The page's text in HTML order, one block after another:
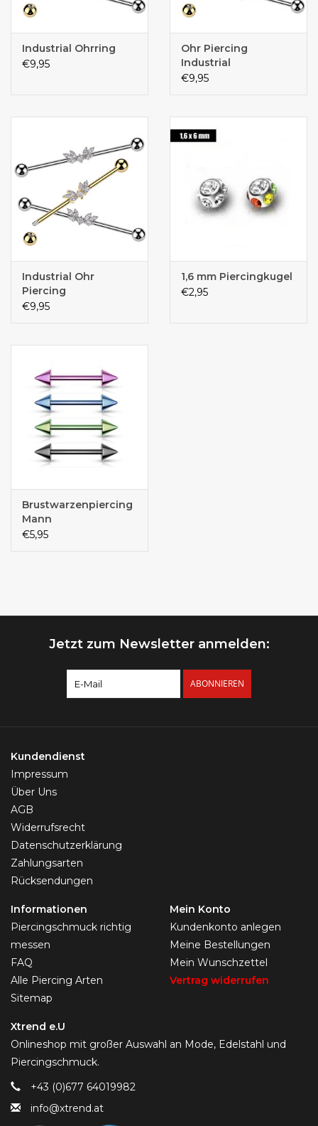
Industrial Ohrring
€9,95
Ohr Piercing
Industrial
€9,95
Industrial Ohr
Piercing
€9,95
1,6 mm Piercingkugel
€2,95
Brustwarzenpiercing
Mann
€5,95
Jetzt zum Newsletter anmelden:
ABONNIEREN
Kundendienst
Impressum
Über Uns
AGB
Widerrufsrecht
Datenschutzerklärung
Zahlungsarten
Rücksendungen
Informationen
Piercingschmuck richtig
messen
FAQ
Alle Piercing Arten
Sitemap
Mein Konto
Kundenkonto anlegen
Meine Bestellungen
Mein Wunschzettel
Vertrag widerrufen
Xtrend e.U
Onlineshop mit großer Auswahl an Mode, Edelstahl und
Piercingschmuck.
+43 (0)677 64019982
info@xtrend.at